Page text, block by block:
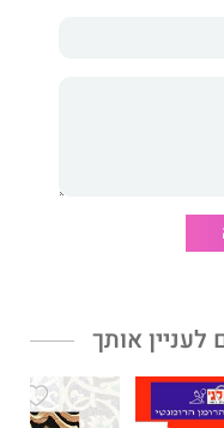
אותך